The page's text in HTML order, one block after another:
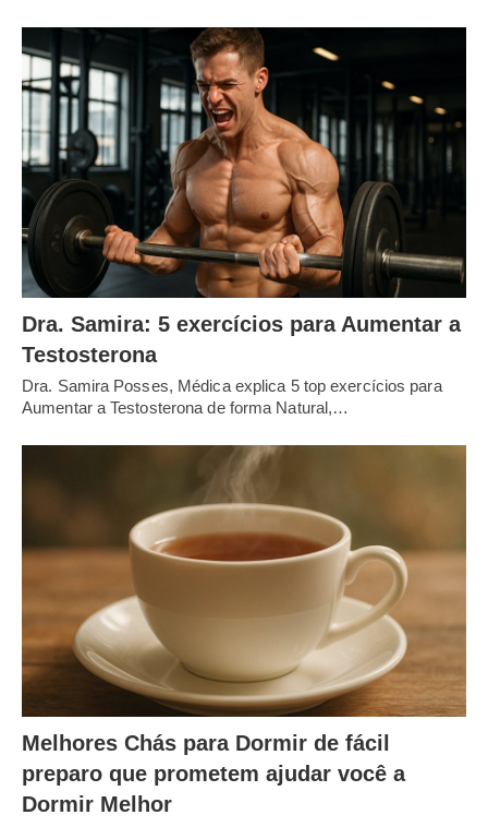
Dra. Samira: 5 exercícios para Aumentar a
Testosterona
Dra. Samira Posses, Médica explica 5 top exercícios para
Aumentar a Testosterona de forma Natural,…
Melhores Chás para Dormir de fácil
preparo que prometem ajudar você a
Dormir Melhor